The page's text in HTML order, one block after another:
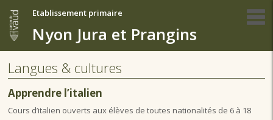
Etablissement primaire
Nyon Jura et Prangins
Langues & cultures
Apprendre l’italien
Cours d’italien ouverts aux élèves de toutes nationalités de 6 à 18